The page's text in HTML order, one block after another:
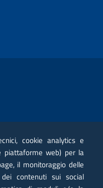
cookie analytics e
web) per la
il monitoraggio delle
contenuti sui social